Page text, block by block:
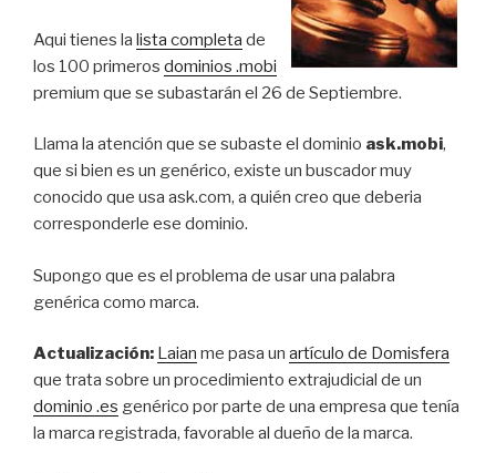
Aqui tienes la lista completa de
los 100 primeros dominios .mobi
premium que se subastarán el 26 de Septiembre.
Llama la atención que se subaste el dominio ask.mobi,
que si bien es un genérico, existe un buscador muy
conocido que usa ask.com, a quién creo que deberia
corresponderle ese dominio.
Supongo que es el problema de usar una palabra
genérica como marca.
Actualización: Laian me pasa un artículo de Domisfera
que trata sobre un procedimiento extrajudicial de un
dominio .es genérico por parte de una empresa que tenía
la marca registrada, favorable al dueño de la marca.